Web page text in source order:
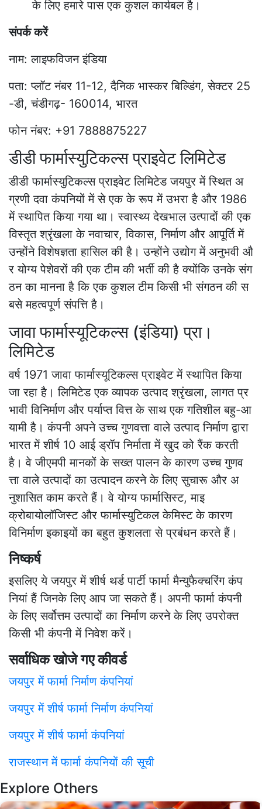
के लिए हमारे पास एक कुशल कार्यबल है।
संपर्क करें
नाम: लाइफविजन इंडिया
पता: प्लॉट नंबर 11-12, दैनिक भास्कर बिल्डिंग, सेक्टर 25
-डी, चंडीगढ़- 160014, भारत
फोन नंबर: +91 7888875227
डीडी फार्मास्युटिकल्स प्राइवेट लिमिटेड
डीडी फार्मास्युटिकल्स प्राइवेट लिमिटेड जयपुर में स्थित अ
ग्रणी दवा कंपनियों में से एक के रूप में उभरा है और 1986
में स्थापित किया गया था। स्वास्थ्य देखभाल उत्पादों की एक
विस्तृत श्रृंखला के नवाचार, विकास, निर्माण और आपूर्ति में
उन्होंने विशेषज्ञता हासिल की है। उन्होंने उद्योग में अनुभवी औ
र योग्य पेशेवरों की एक टीम की भर्ती की है क्योंकि उनके संग
ठन का मानना ​​​​है कि एक कुशल टीम किसी भी संगठन की स
बसे महत्वपूर्ण संपत्ति है।
जावा फार्मास्यूटिकल्स (इंडिया) प्रा।
लिमिटेड
वर्ष 1971 जावा फार्मास्यूटिकल्स प्राइवेट में स्थापित किया
जा रहा है। लिमिटेड एक व्यापक उत्पाद श्रृंखला, लागत प्र
भावी विनिर्माण और पर्याप्त वित्त के साथ एक गतिशील बहु-आ
यामी है। कंपनी अपने उच्च गुणवत्ता वाले उत्पाद निर्माण द्वारा
भारत में शीर्ष 10 आई ड्रॉप निर्माता में खुद को रैंक करती
है। वे जीएमपी मानकों के सख्त पालन के कारण उच्च गुणव
त्ता वाले उत्पादों का उत्पादन करने के लिए सुचारू और अ
नुशासित काम करते हैं। वे योग्य फार्मासिस्ट, माइ
क्रोबायोलॉजिस्ट और फार्मास्युटिकल केमिस्ट के कारण
विनिर्माण इकाइयों का बहुत कुशलता से प्रबंधन करते हैं।
निष्कर्ष
इसलिए ये जयपुर में शीर्ष थर्ड पार्टी फार्मा मैन्युफैक्चरिंग कंप
नियां हैं जिनके लिए आप जा सकते हैं। अपनी फार्मा कंपनी
के लिए सर्वोत्तम उत्पादों का निर्माण करने के लिए उपरोक्त
किसी भी कंपनी में निवेश करें।
सर्वाधिक खोजे गए कीवर्ड
जयपुर में फार्मा निर्माण कंपनियां
जयपुर में शीर्ष फार्मा निर्माण कंपनियां
जयपुर में शीर्ष फार्मा कंपनियां
राजस्थान में फार्मा कंपनियों की सूची
Explore Others